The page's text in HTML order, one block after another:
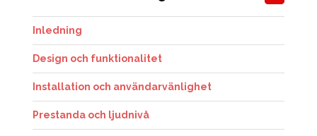
Inledning
Design och funktionalitet
Installation och användarvänlighet
Prestanda och ljudnivå